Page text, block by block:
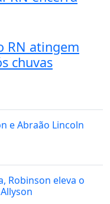
RN atingem
chuvas
e Abraão Lincoln
Robinson eleva o